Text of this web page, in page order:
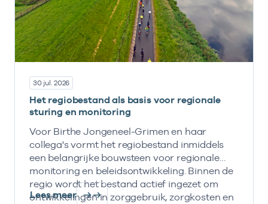
30 jul. 2026
Het regiobestand als basis voor regionale
sturing en monitoring
Voor Birthe Jongeneel-Grimen en haar
collega's vormt het regiobestand inmiddels
een belangrijke bouwsteen voor regionale
monitoring en beleidsontwikkeling. Binnen de
regio wordt het bestand actief ingezet om
ontwikkelingen in zorggebruik, zorgkosten en
Lees meer